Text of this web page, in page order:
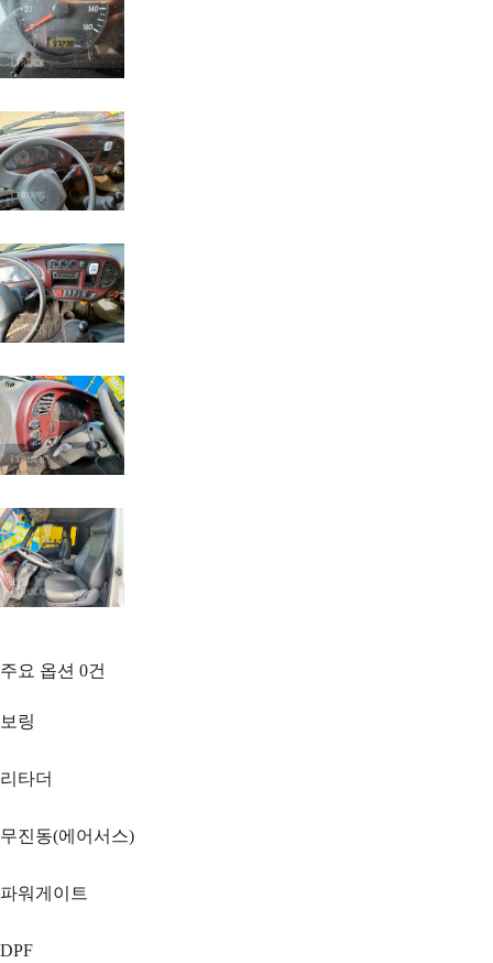
주요 옵션 0건
보링
리타더
무진동(에어서스)
파워게이트
DPF